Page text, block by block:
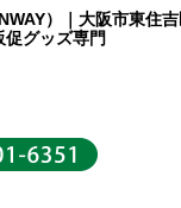
）｜大阪市東住吉
グッズ専門